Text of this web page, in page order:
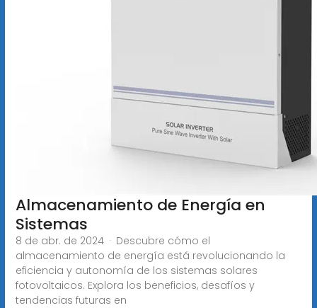
Almacenamiento de Energía en
Sistemas
8 de abr. de 2024 · Descubre cómo el
almacenamiento de energía está revolucionando la
eficiencia y autonomía de los sistemas solares
fotovoltaicos. Explora los beneficios, desafíos y
tendencias futuras en